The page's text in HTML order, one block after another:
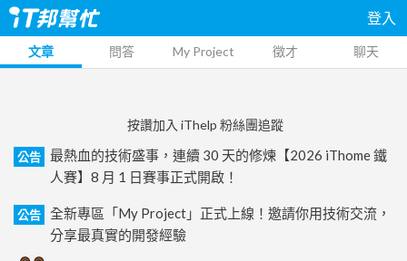
登入
文章 問答 My Project 徵才 聊天
按讚加入 iThelp 粉絲團追蹤
公告
最熱血的技術盛事，連續 30 天的修煉【2026 iThome 鐵
人賽】8 月 1 日賽事正式開啟！
公告
全新專區「My Project」正式上線！邀請你用技術交流，
分享最真實的開發經驗